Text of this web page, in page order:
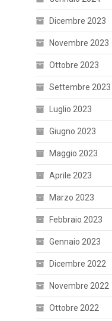
Dicembre 2023
Novembre 2023
Ottobre 2023
Settembre 2023
Luglio 2023
Giugno 2023
Maggio 2023
Aprile 2023
Marzo 2023
Febbraio 2023
Gennaio 2023
Dicembre 2022
Novembre 2022
Ottobre 2022